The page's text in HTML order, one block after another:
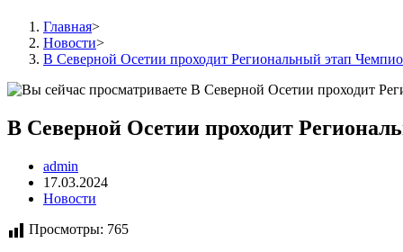
Главная>
Новости>
В Северной Осетии проходит Региональный этап
В Северной Осетии проходит
Автор
записи:
admin
Запись
опубликована:
17.03.2024
Рубрика
Новости
Просмотры: 765